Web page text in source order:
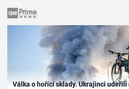
Válka o hořící sklady. Ukrajinci udeřili